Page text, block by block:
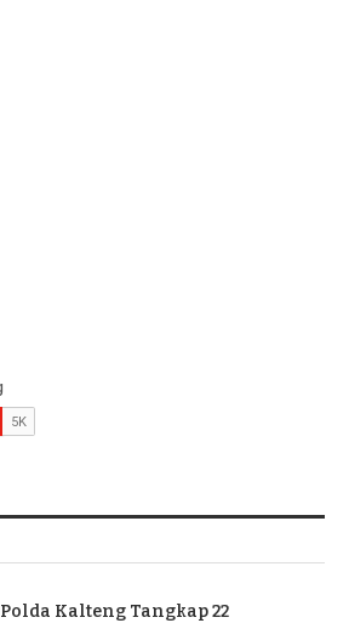
Polda Kalteng Tangkap 22